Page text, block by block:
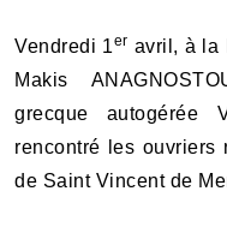
Vendredi 1er avril, à la
Makis
grecque autogérée
rencontré les ouvriers
de Saint Vincent de